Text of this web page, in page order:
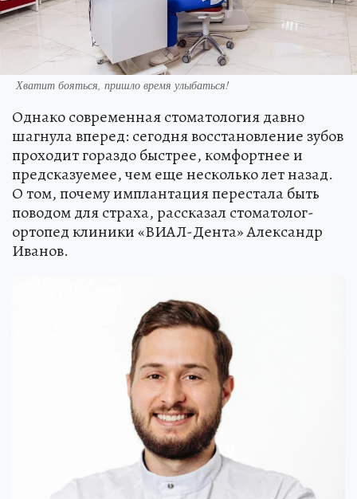
Хватит бояться, пришло время улыбаться!
Однако современная стоматология давно
шагнула вперед: сегодня восстановление зубов
проходит гораздо быстрее, комфортнее и
предсказуемее, чем еще несколько лет назад.
О том, почему имплантация перестала быть
поводом для страха, рассказал стоматолог-
ортопед клиники «ВИАЛ-Дента» Александр
Иванов.